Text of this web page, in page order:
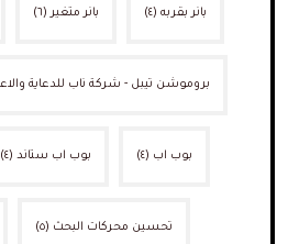
بانر بقربه (٤) بانر متغير (٦)
بروموشن تيبل - شركة ناب للدعاية
بوب اب (٤) بوب اب ستاند (٤)
تحسين محركات البحث (٥)